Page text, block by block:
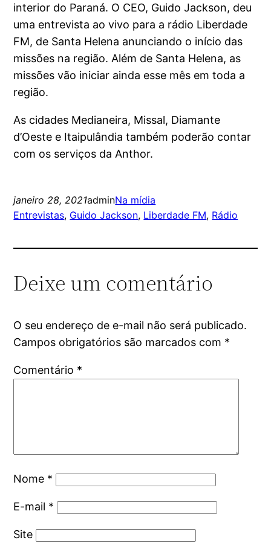
interior do Paraná. O CEO, Guido Jackson, deu
uma entrevista ao vivo para a rádio Liberdade
FM, de Santa Helena anunciando o início das
missões na região. Além de Santa Helena, as
missões vão iniciar ainda esse mês em toda a
região.
As cidades Medianeira, Missal, Diamante
d’Oeste e Itaipulândia também poderão contar
com os serviços da Anthor.
janeiro 28, 2021adminNa mídia
Entrevistas, Guido Jackson, Liberdade FM, Rádio
Deixe um comentário
O seu endereço de e-mail não será publicado.
Campos obrigatórios são marcados com *
Comentário *
Nome *
E-mail *
Site